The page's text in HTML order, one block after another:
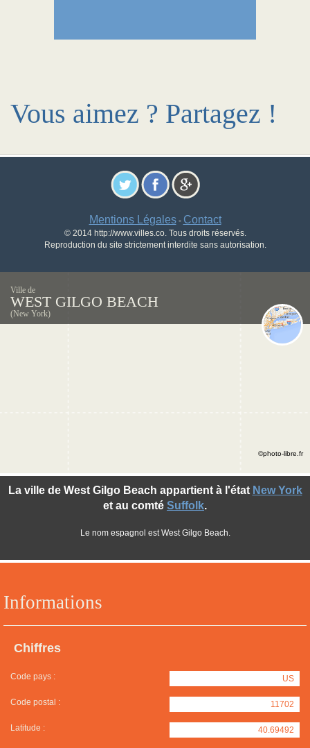
Vous aimez ? Partagez !
Mentions Légales- Contact
© 2014 http://www.villes.co. Tous droits réservés.
Reproduction du site strictement interdite sans autorisation.
Ville de
WEST GILGO BEACH
(New York)
Informations
Chiffres
Code pays : US
Code postal : 11702
Latitude : 40.69492
La ville de West Gilgo Beach appartient à l'état New York
et au comté Suffolk.
Le nom espagnol est West Gilgo Beach.
©photo-libre.fr